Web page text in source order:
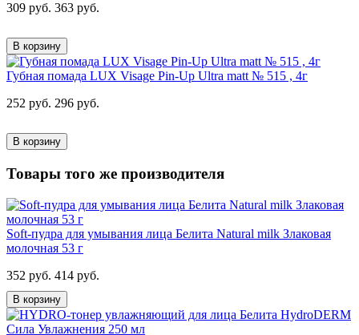
309 руб. 363 руб.
В корзину
Губная помада LUX Visage Pin-Up Ultra matt № 515 , 4г
252 руб. 296 руб.
В корзину
Товары того же производителя
Soft-пудра для умывания лица Белита Natural milk Злаковая
молочная 53 г
352 руб. 414 руб.
В корзину